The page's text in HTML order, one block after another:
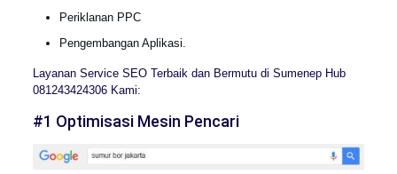
Periklanan PPC
Pengembangan Aplikasi.
Layanan Service SEO Terbaik dan Bermutu di Sumenep Hub
081243424306 Kami:
#1 Optimisasi Mesin Pencari